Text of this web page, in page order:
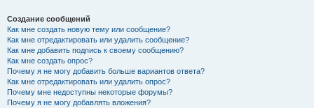
Создание сообщений
Как мне создать новую тему или сообщение?
Как мне отредактировать или удалить сообщение?
Как мне добавить подпись к своему сообщению?
Как мне создать опрос?
Почему я не могу добавить больше вариантов ответа?
Как мне отредактировать или удалить опрос?
Почему мне недоступны некоторые форумы?
Почему я не могу добавлять вложения?